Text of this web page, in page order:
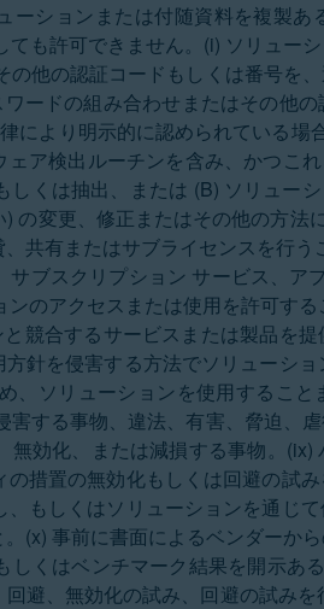
ションまたは付随資料を複製
も許可できません。(i) ソリュー
他の認証コードもしくは番号を
ードの組み合わせまたはその他
より明示的に認められている場
ア検出ルーチンを含み、かつこ
くは抽出、または (B) ソリュー
変更、修正またはその他の方法
共有またはサブライセンスを行
ブスクリプション サービス、ア
のアクセスまたは使用を許可す
競合するサービスまたは製品を
針を侵害する方法でソリューシ
ソリューションを使用すること
する事物、違法、有害、脅迫、
効化、または減損する事物。
措置の無効化もしくは回避の試
もしくはソリューションを通じ
(x) 事前に書面によるベンダーか
くはベンチマーク結果を開示あ
避、無効化の試み、回避の試み